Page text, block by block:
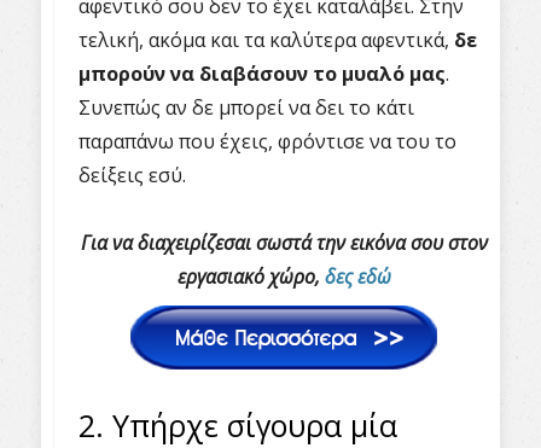
αφεντικό σου δεν το έχει καταλάβει. Στην
τελική, ακόμα και τα καλύτερα αφεντικά, δε
μπορούν να διαβάσουν το μυαλό μας.
Συνεπώς αν δε μπορεί να δει το κάτι
παραπάνω που έχεις, φρόντισε να του το
δείξεις εσύ.
Για να διαχειρίζεσαι σωστά την εικόνα σου στον
εργασιακό χώρο, δες εδώ
2. Υπήρχε σίγουρα μία